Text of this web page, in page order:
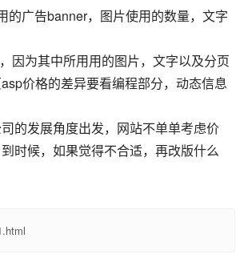
的广告banner，图片使用的数量，文字
因为其中所用用的图片，文字以及分页
价格的差异要看编程部分，动态信息
的发展角度出发，网站不单单考虑价
时候，如果觉得不合适，再改版什么